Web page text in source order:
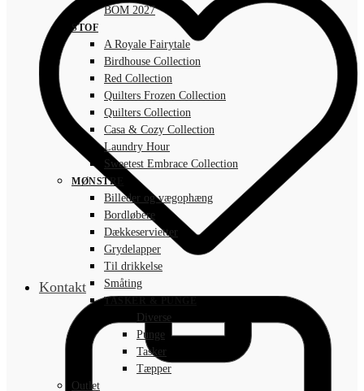
Kontakt
BOM 2027
STOF
A Royale Fairytale
Birdhouse Collection
Red Collection
Quilters Frozen Collection
Quilters Collection
Casa & Cozy Collection
Laundry Hour
Sweetest Embrace Collection
MØNSTRE
Billeder og vægophæng
Bordløbere
Dækkeservietter
Grydelapper
Til drikkelse
Småting
TASKER & PUNGE
Diverse
Punge
Tasker
Tæpper
Outlet